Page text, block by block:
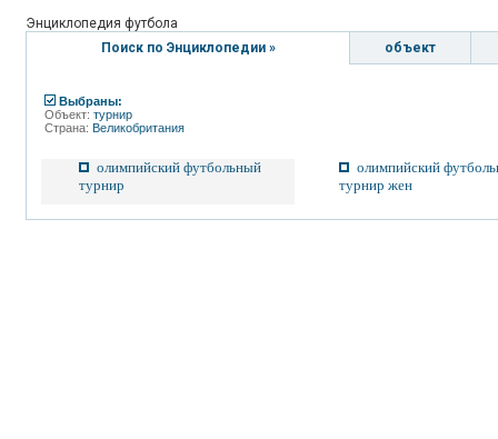
Энциклопедия футбола
Поиск по Энциклопедии »
объект
Выбраны:
Объект: турнир
Страна: Великобритания
олимпийский футбольный
турнир
олимпийский
турнир жен